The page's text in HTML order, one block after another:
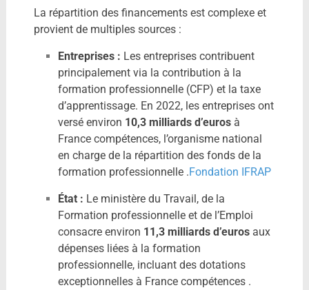
La répartition des financements est complexe et
provient de multiples sources :
Entreprises : Les entreprises contribuent
principalement via la contribution à la
formation professionnelle (CFP) et la taxe
d’apprentissage. En 2022, les entreprises ont
versé environ 10,3 milliards d’eurosà
France compétences, l’organisme national
en charge de la répartition des fonds de la
formation professionnelle.​Fondation IFRAP
État : Le ministère du Travail, de la
Formation professionnelle et de l’Emploi
consacre environ 11,3 milliards d’eurosaux
dépenses liées à la formation
professionnelle, incluant des dotations
exceptionnelles à France compétences.​